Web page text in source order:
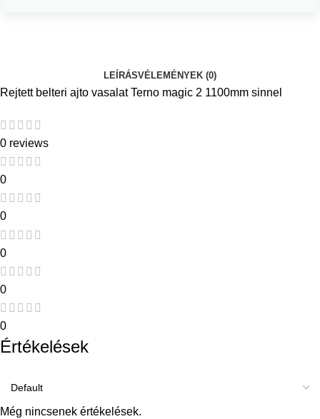
LEÍRÁSVÉLEMÉNYEK (0)
Rejtett belteri ajto vasalat Terno magic 2 1100mm sinnel
0 reviews
0
0
0
0
0
Értékelések
Még nincsenek értékelések.